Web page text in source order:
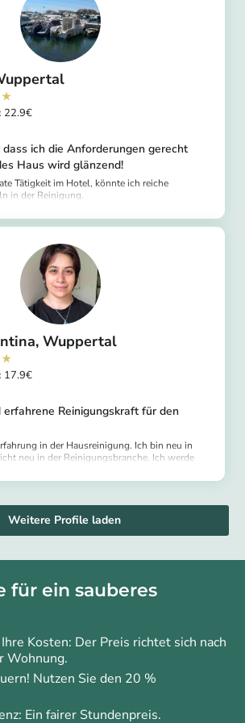
22.9
dass ich die Anforderungen gerecht
Haus wird glänzend!
Tätigkeit im Hotel, könnte ich reiche
in der Reinigung.
Wuppertal
17.9
erfahrene Reinigungskraft für den
in der Hausreinigung. Ich bin neu in
neu in der Reinigungsbranche. Ich werde
Weitere Profile laden
für ein sauberes
Kosten: Der Preis richtet sich nach
Wohnung.
Nutzen Sie den 20 %
Ein fairer Stundenpreis.